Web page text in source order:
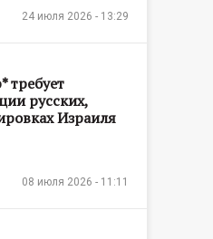
24 июля 2026 - 13:29
требует
русских,
Израиля
08 июля 2026 - 11:11